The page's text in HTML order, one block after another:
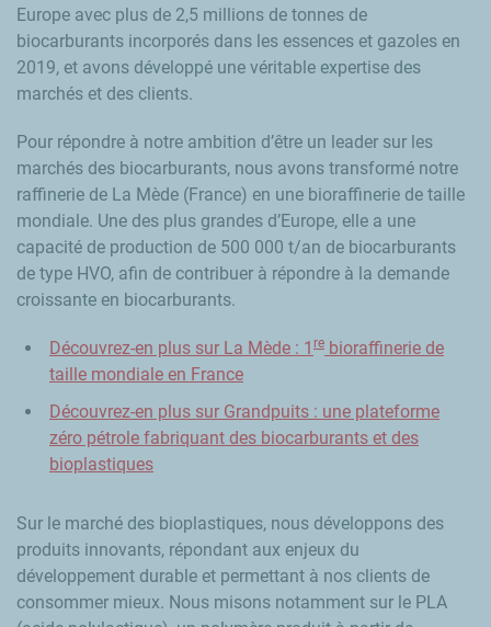
Europe avec plus de 2,5 millions de tonnes de
biocarburants incorporés dans les essences et gazoles en
2019, et avons développé une véritable expertise des
marchés et des clients.
Pour répondre à notre ambition d’être un leader sur les
marchés des biocarburants, nous avons transformé notre
raffinerie de La Mède (France) en une bioraffinerie de taille
mondiale. Une des plus grandes d’Europe, elle a une
capacité de production de 500 000 t/an de biocarburants
de type HVO, afin de contribuer à répondre à la demande
croissante en biocarburants.
Découvrez-en plus sur La Mède : 1 re bioraffinerie de
taille mondiale en France
Découvrez-en plus sur Grandpuits : une plateforme
zéro pétrole fabriquant des biocarburants et des
bioplastiques
Sur le marché des bioplastiques, nous développons des
produits innovants, répondant aux enjeux du
développement durable et permettant à nos clients de
consommer mieux. Nous misons notamment sur le PLA